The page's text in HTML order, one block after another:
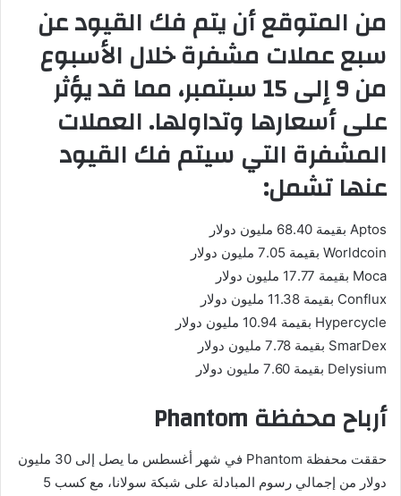
من المتوقع أن يتم فك القيود عن
سبع عملات مشفرة خلال الأسبوع
من 9 إلى 15 سبتمبر، مما قد يؤثر
على أسعارها وتداولها. العملات
المشفرة التي سيتم فك القيود
عنها تشمل:
Aptos بقيمة 68.40 مليون دولار
Worldcoin بقيمة 7.05 مليون دولار
Moca بقيمة 17.77 مليون دولار
Conflux بقيمة 11.38 مليون دولار
Hypercycle بقيمة 10.94 مليون دولار
SmarDex بقيمة 7.78 مليون دولار
Delysium بقيمة 7.60 مليون دولار
أرباح محفظة Phantom
حققت محفظة Phantom في شهر أغسطس ما يصل إلى 30 مليون
دولار من إجمالي رسوم المبادلة على شبكة سولانا، مع كسب 5